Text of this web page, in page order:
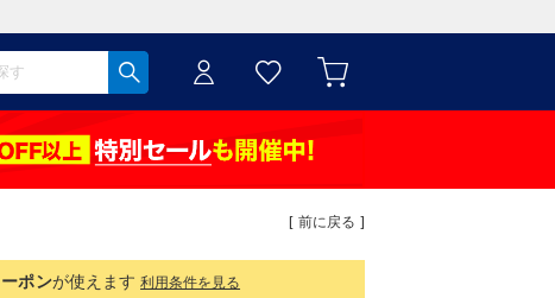
[ 前に戻る ]
ポンが使えます 利用条件を見る